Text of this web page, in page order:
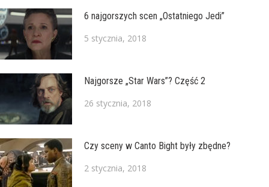
6 najgorszych scen „Ostatniego Jedi”
5 stycznia, 2018
Najgorsze „Star Wars”? Część 2
26 stycznia, 2018
Czy sceny w Canto Bight były zbędne?
2 stycznia, 2018